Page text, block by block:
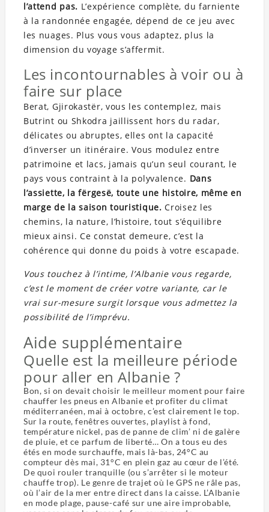
l’attend pas. L’expérience complète, du farniente
à la randonnée engagée, dépend de ce jeu avec
les nuages. Plus vous vous adaptez, plus la
dimension du voyage s’affermit.
Les incontournables à voir ou à
faire sur place
Berat, Gjirokastër, vous les contemplez, mais
Butrint ou Shkodra jaillissent hors du radar,
délicates ou abruptes, elles ont la capacité
d’inverser un itinéraire. Vous modulez entre
patrimoine et lacs, jamais qu’un seul courant, le
pays vous contraint à la polyvalence. Dans
l’assiette, la fërgesë, toute une histoire, même en
marge de la saison touristique. Croisez les
chemins, la nature, l’histoire, tout s’équilibre
mieux ainsi. Ce constat demeure, c’est la
cohérence qui donne du poids à votre escapade.
Vous touchez à l’intime, l’Albanie vous regarde,
c’est le moment de créer votre variante, car le
vrai sur-mesure surgit lorsque vous admettez la
possibilité de l’imprévu.
Aide supplémentaire
Quelle est la meilleure période
pour aller en Albanie ?
Bon, si on devait choisir le meilleur moment pour faire
chauffer les pneus en Albanie et profiter du climat
méditerranéen, mai à octobre, c’est clairement le top.
Sur la route, fenêtres ouvertes, playlist à fond,
température nickel, pas de panne de clim’ ni de galère
de pluie, et ce parfum de liberté… On a tous eu des
étés en mode surchauffe, mais là-bas, 24°C au
compteur dès mai, 31°C en plein gaz au cœur de l’été.
De quoi rouler tranquille (ou s’arrêter si le moteur
chauffe trop). Le genre de trajet où le GPS ne râle pas,
où l’air de la mer entre direct dans la caisse. L’Albanie
en mode plage, pause-café sur une aire improbable,